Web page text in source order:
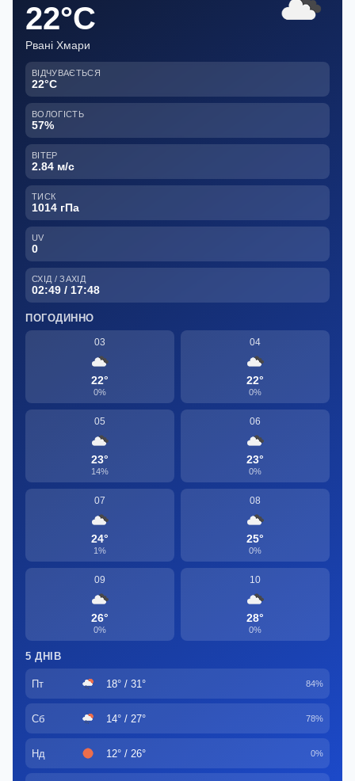
22°C
Рвані Хмари
ВІДЧУВАЄТЬСЯ
22°C
ВОЛОГІСТЬ
57%
ВІТЕР
2.84 м/с
ТИСК
1014 гПа
UV
0
СХІД / ЗАХІД
02:49 / 17:48
ПОГОДИННО
03
22°
0%
04
22°
0%
05
23°
14%
06
23°
0%
07
24°
1%
08
25°
0%
09
26°
0%
10
28°
0%
5 ДНІВ
Пт 18° / 31° 84%
Сб 14° / 27° 78%
Нд 12° / 26° 0%